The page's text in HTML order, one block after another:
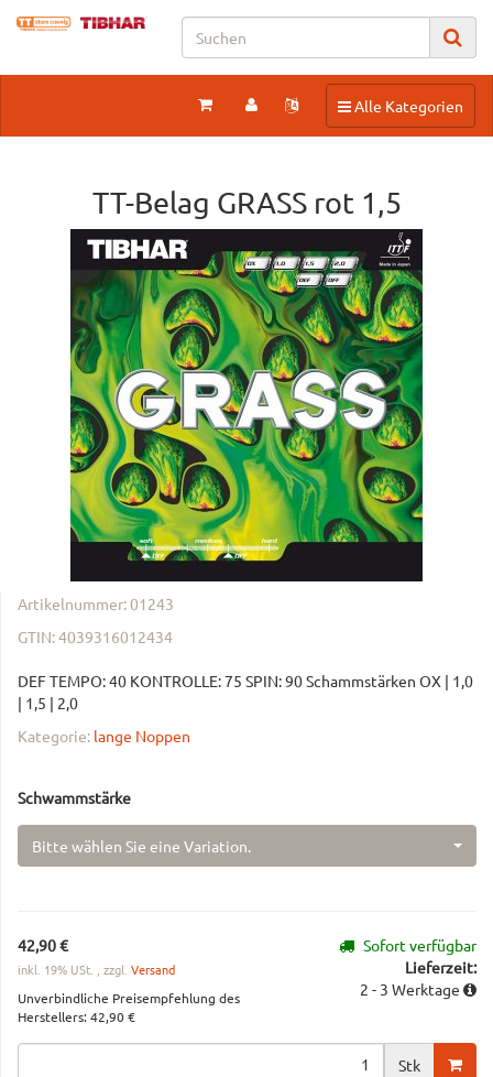
Toggle navigation
Alle Kategorien
TT-Belag GRASS rot 1,5
Artikelnummer:01243
GTIN:4039316012434
DEF TEMPO: 40 KONTROLLE: 75 SPIN: 90 Schammstärken OX | 1,0
| 1,5 | 2,0
Kategorie: lange Noppen
Schwammstärke
Bitte wählen Sie eine Variation.
42,90 €
inkl. 19% USt. , zzgl. Versand
Unverbindliche Preisempfehlung des
Herstellers:42,90 €
Sofort verfügbar
Lieferzeit:
2 - 3 Werktage
Stk